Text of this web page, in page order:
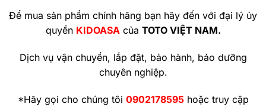
Để mua sản phẩm chính hãng bạn hãy đến với đại lý ủy
quyền KIDOASA của TOTO VIỆT NAM.
Dịch vụ vận chuyển, lắp đặt, bảo hành, bảo dưỡng
chuyên nghiệp.
*Hãy gọi cho chúng tôi 0902178595 hoặc truy cập